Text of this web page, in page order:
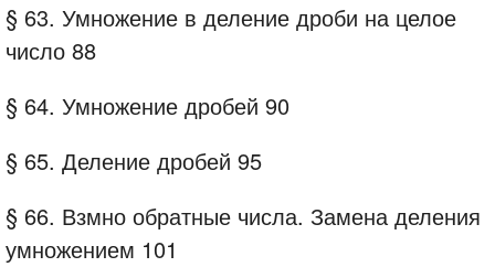
§ 63. Умножение в деление дроби на целое
число 88
§ 64. Умножение дробей 90
§ 65. Деление дробей 95
§ 66. Взмно обратные числа. Замена деления
умножением 101